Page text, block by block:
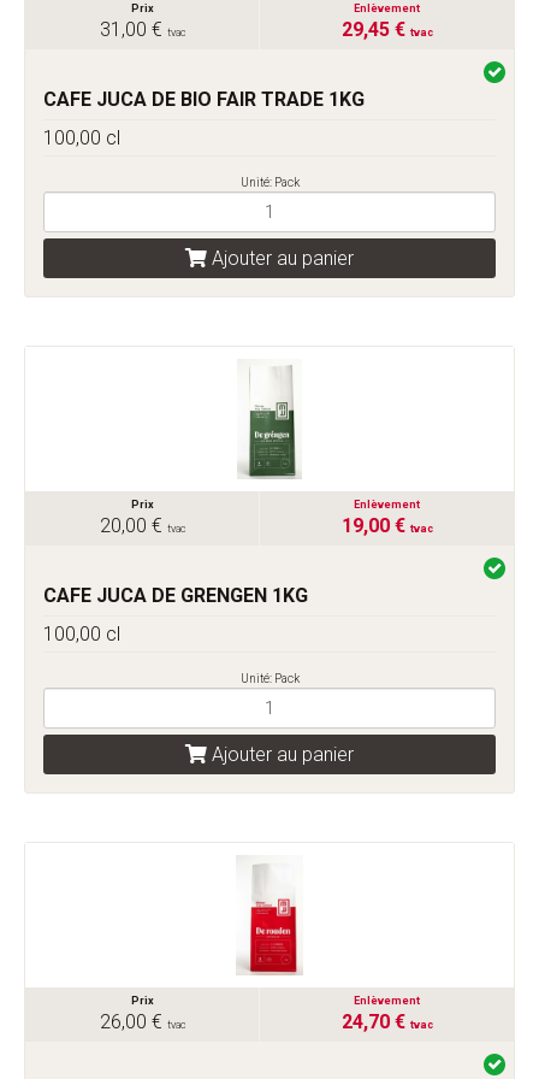
Prix
31,00 € tvac
Enlèvement
29,45 € tvac
CAFE JUCA DE BIO FAIR TRADE 1KG
100,00 cl
Unité: Pack
Ajouter au panier
Prix
20,00 € tvac
Enlèvement
19,00 € tvac
CAFE JUCA DE GRENGEN 1KG
100,00 cl
Unité: Pack
Ajouter au panier
Prix
26,00 € tvac
Enlèvement
24,70 € tvac